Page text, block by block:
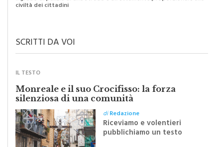
Monreale e il suo Crocifisso: la forza
silenziosa di una comunità
diRedazione
Riceviamo e volentieri
pubblichiamo un testo
inviato dalla scrittrice
monrealese Mariella